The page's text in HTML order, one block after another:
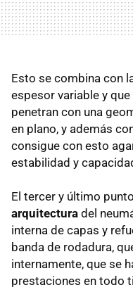
Esto se combina con
espesor variable y
penetran con una
en plano, y además
consigue con esto
estabilidad y
El tercer y último
arquitectura del
interna de capas y
banda de rodadura,
internamente, que se
prestaciones en todo